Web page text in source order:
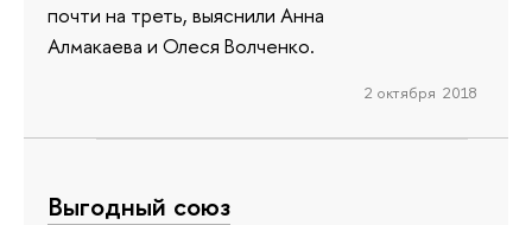
почти на треть, выяснили Анна
Алмакаева и Олеся Волченко.
2 октября 2018
Выгодный союз